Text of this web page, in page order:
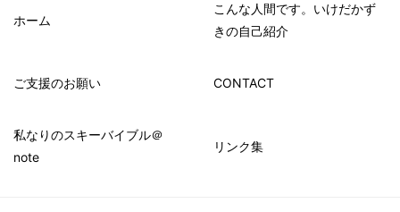
ホーム
こんな人間です。いけだかず
きの自己紹介
ご支援のお願い CONTACT
私なりのスキーバイブル＠
note
リンク集